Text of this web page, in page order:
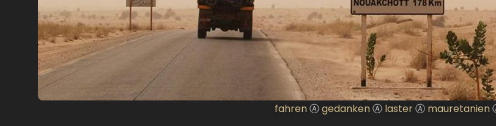
fahrenⒶgedankenⒶ lasterⒶ mauretanien